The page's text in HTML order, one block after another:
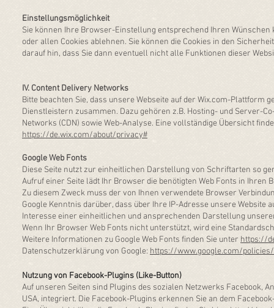
Einstellungsmöglichkeit
​Sie können Ihre Browser-Einstellung entsprechend Ihren
oder allen Cookies ablehnen. Sie können die Cookies in den
darauf hin, dass Sie dann eventuell nicht alle Funktionen dieser
IV. Content Delivery Networks
Bitte beachten Sie, dass unsere Webseite auf der Wix.com-Plattform
Dienstleistern zusammen. Dazu gehören z.B. Hosting- und Server-
Networks (CDN) sowie Web-Analyse. Eine vollständige Übersicht
https://de.wix.com/about/privacy#
Google Web Fonts
Diese Seite nutzt zur einheitlichen Darstellung von Schriftarten so
Aufruf einer Seite lädt Ihr Browser die benötigten Web Fonts in
Zu diesem Zweck muss der von Ihnen verwendete Browser
Google Kenntnis darüber, dass über Ihre IP-Adresse unsere Website
Interesse einer einheitlichen und ansprechenden Darstellung
Wenn Ihr Browser Web Fonts nicht unterstützt, wird eine
Weitere Informationen zu Google Web Fonts finden Sie unter https://
Datenschutzerklärung von Google: https://www.google.com/
Nutzung von Facebook-Plugins (Like-Button)
Auf unseren Seiten sind Plugins des sozialen Netzwerks Facebook,
USA, integriert. Die Facebook-Plugins erkennen Sie an dem